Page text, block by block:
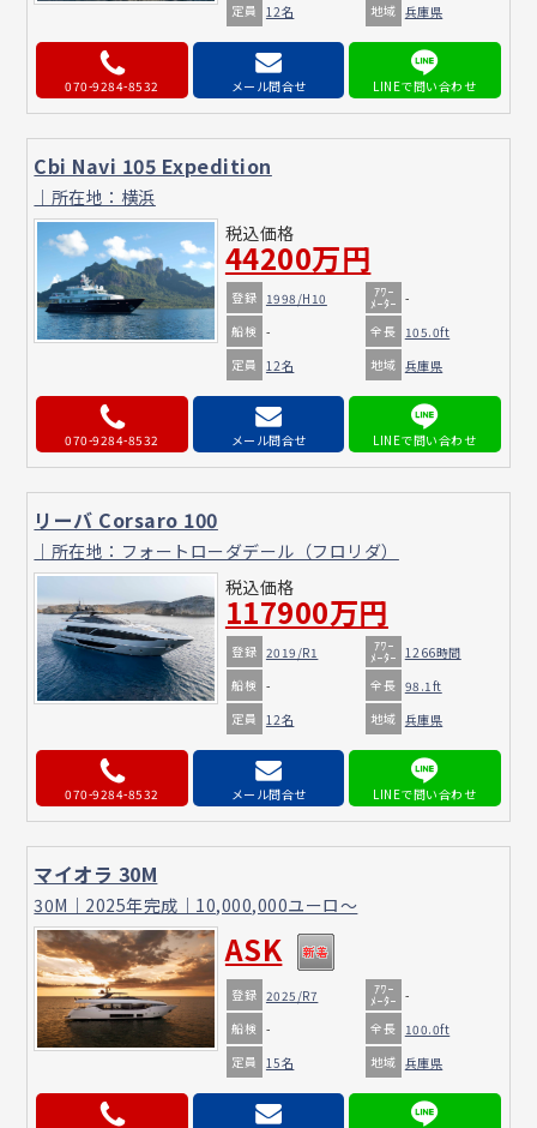
定員 12名 地域 兵庫県
070-9284-8532 メール問合せ
Cbi Navi 105 Expedition
｜所在地：横浜
税込価格
44200万円
登録 1998/H10 ｱﾜｰ
ﾒｰﾀｰ -
船検 - 全長 105.0ft
定員 12名 地域 兵庫県
070-9284-8532 メール問合せ
リーバ Corsaro 100
｜所在地：フォートローダデール（フロリダ）
税込価格
117900万円
登録 2019/R1 ｱﾜｰ
ﾒｰﾀｰ 1266時間
船検 - 全長 98.1ft
定員 12名 地域 兵庫県
070-9284-8532 メール問合せ
マイオラ 30M
30M｜2025年完成｜10,000,000ユーロ～
ASK
登録 2025/R7 ｱﾜｰ
ﾒｰﾀｰ -
船検 - 全長 100.0ft
定員 15名 地域 兵庫県